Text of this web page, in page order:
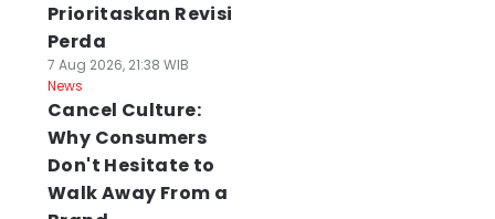
Prioritaskan Revisi
Perda
7 Aug 2026, 21:38 WIB
News
Cancel Culture:
Why Consumers
Don't Hesitate to
Walk Away From a